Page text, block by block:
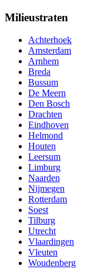
Milieustraten
Achterhoek
Amsterdam
Arnhem
Breda
Bussum
De Meern
Den Bosch
Drachten
Eindhoven
Helmond
Houten
Leersum
Limburg
Naarden
Nijmegen
Rotterdam
Soest
Tilburg
Utrecht
Vlaardingen
Vleuten
Woudenberg